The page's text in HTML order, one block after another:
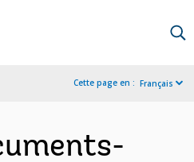
Cette page en : Français